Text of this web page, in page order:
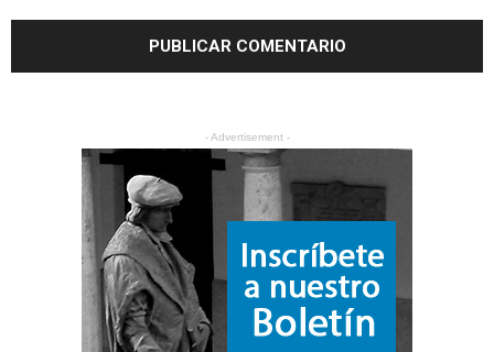
- Advertisement -